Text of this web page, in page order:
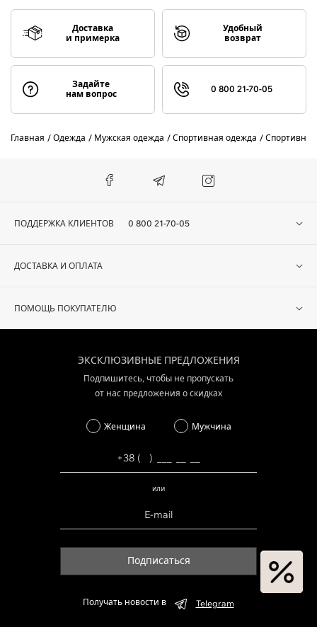
Доставка
и примерка
Удобный
возврат
Задайте
нам вопрос
0 800 21-70-05
Главная Одежда Мужская одежда Спортивная одежда
ПОДДЕРЖКА КЛИЕНТОВ 0 800 21-70-05
ДОСТАВКА И ОПЛАТА
ПОМОЩЬ ПОКУПАТЕЛЮ
ЭКСКЛЮЗИВНЫЕ ПРЕДЛОЖЕНИЯ
Подпишитесь, чтобы не пропускать
от нас предложения о скидках
Женщина Мужчина
или
Подписаться
Получать новости в Telegram